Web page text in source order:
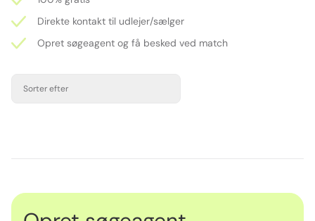
Direkte kontakt til udlejer/sælger
Opret søgeagent og få besked ved match
Sorter efter